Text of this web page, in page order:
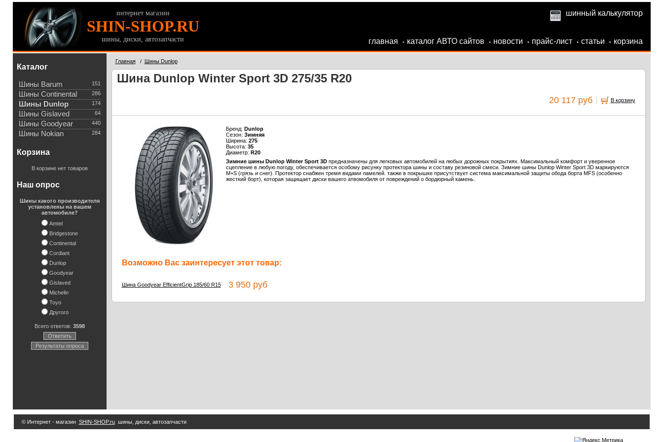
интернет магазин
SHIN-SHOP.RU
шины, диски, автозапчасти
шинный калькулятор
главная • каталог АВТО сайтов • новости • прайс-лист • статьи • корзина
Каталог
151
Шины Barum
286
Шины Continental
174
Шины Dunlop
64
Шины Gislaved
440
Шины Goodyear
284
Шины Nokian
Корзина
В корзине нет товаров
Наш опрос
Шины какого производителя
установлены на вашем
автомобиле?
Amtel
Bridgestone
Continental
Cordiant
Dunlop
Goodyear
Gislaved
Michelin
Toyo
Другого
Всего ответов: 3598
Ответить
Результаты опроса
Главная/ Шины Dunlop
Шина Dunlop Winter Sport 3D 275/35 R20
20 117 руб В корзину
Бренд: Dunlop
Сезон: Зимняя
Ширина: 275
Высота: 35
Диаметр: R20
Зимние шины Dunlop Winter Sport 3Dпредназначены для легковых автомобилей на любых дорожных покрытиях. Максимальный комфорт и уверенное
сцепление в любую погоду, обеспечивается особому рисунку протектора шины и составу резиновой смеси. Зимние шины Dunlop Winter Sport 3D маркируются
M+S (грязь и снег). Протектор снабжен тремя видами ламелей. также в покрышке присутствует система максимальной защиты обода борта MFS (особенно
жесткий борт), которая защищает диски вашего атвомобиля от повреждений о бордюрный камень.
Возможно Вас заинтересует этот товар:
Шина Goodyear EfficientGrip 185/60 R153 950 руб
© Интернет - магазин SHIN-SHOP.ruшины, диски, автозапчасти